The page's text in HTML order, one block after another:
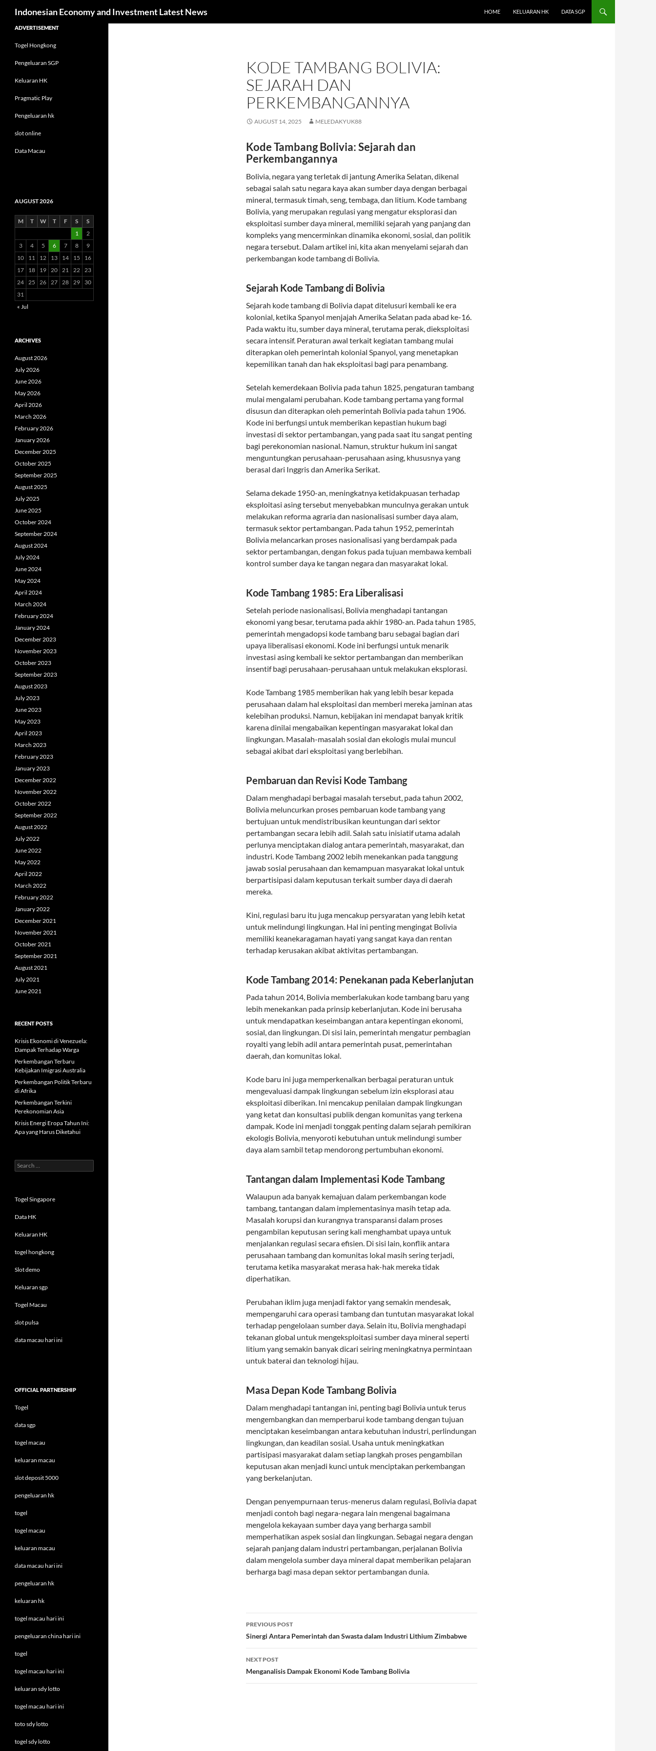
Indonesian Economy and Investment Latest News HOME KELUARAN HK DATA SGP
KODE TAMBANG BOLIVIA:
SEJARAH DAN
PERKEMBANGANNYA
AUGUST 14, 2025 MELEDAKYUK88
Kode Tambang Bolivia: Sejarah dan
Perkembangannya
Bolivia, negara yang terletak di jantung Amerika Selatan, dikenal
sebagai salah satu negara kaya akan sumber daya dengan berbagai
mineral, termasuk timah, seng, tembaga, dan litium. Kode tambang
Bolivia, yang merupakan regulasi yang mengatur eksplorasi dan
eksploitasi sumber daya mineral, memiliki sejarah yang panjang dan
kompleks yang mencerminkan dinamika ekonomi, sosial, dan politik
negara tersebut. Dalam artikel ini, kita akan menyelami sejarah dan
perkembangan kode tambang di Bolivia.
Sejarah Kode Tambang di Bolivia
Sejarah kode tambang di Bolivia dapat ditelusuri kembali ke era
kolonial, ketika Spanyol menjajah Amerika Selatan pada abad ke-16.
Pada waktu itu, sumber daya mineral, terutama perak, dieksploitasi
secara intensif. Peraturan awal terkait kegiatan tambang mulai
diterapkan oleh pemerintah kolonial Spanyol, yang menetapkan
kepemilikan tanah dan hak eksploitasi bagi para penambang.
Setelah kemerdekaan Bolivia pada tahun 1825, pengaturan tambang
mulai mengalami perubahan. Kode tambang pertama yang formal
disusun dan diterapkan oleh pemerintah Bolivia pada tahun 1906.
Kode ini berfungsi untuk memberikan kepastian hukum bagi
investasi di sektor pertambangan, yang pada saat itu sangat penting
bagi perekonomian nasional. Namun, struktur hukum ini sangat
menguntungkan perusahaan-perusahaan asing, khususnya yang
berasal dari Inggris dan Amerika Serikat.
Selama dekade 1950-an, meningkatnya ketidakpuasan terhadap
eksploitasi asing tersebut menyebabkan munculnya gerakan untuk
melakukan reforma agraria dan nasionalisasi sumber daya alam,
termasuk sektor pertambangan. Pada tahun 1952, pemerintah
Bolivia melancarkan proses nasionalisasi yang berdampak pada
sektor pertambangan, dengan fokus pada tujuan membawa kembali
kontrol sumber daya ke tangan negara dan masyarakat lokal.
Kode Tambang 1985: Era Liberalisasi
Setelah periode nasionalisasi, Bolivia menghadapi tantangan
ekonomi yang besar, terutama pada akhir 1980-an. Pada tahun 1985,
pemerintah mengadopsi kode tambang baru sebagai bagian dari
upaya liberalisasi ekonomi. Kode ini berfungsi untuk menarik
investasi asing kembali ke sektor pertambangan dan memberikan
insentif bagi perusahaan-perusahaan untuk melakukan eksplorasi.
Kode Tambang 1985 memberikan hak yang lebih besar kepada
perusahaan dalam hal eksploitasi dan memberi mereka jaminan atas
kelebihan produksi. Namun, kebijakan ini mendapat banyak kritik
karena dinilai mengabaikan kepentingan masyarakat lokal dan
lingkungan. Masalah-masalah sosial dan ekologis mulai muncul
sebagai akibat dari eksploitasi yang berlebihan.
Pembaruan dan Revisi Kode Tambang
Dalam menghadapi berbagai masalah tersebut, pada tahun 2002,
Bolivia meluncurkan proses pembaruan kode tambang yang
bertujuan untuk mendistribusikan keuntungan dari sektor
pertambangan secara lebih adil. Salah satu inisiatif utama adalah
perlunya menciptakan dialog antara pemerintah, masyarakat, dan
industri. Kode Tambang 2002 lebih menekankan pada tanggung
jawab sosial perusahaan dan kemampuan masyarakat lokal untuk
berpartisipasi dalam keputusan terkait sumber daya di daerah
mereka.
Kini, regulasi baru itu juga mencakup persyaratan yang lebih ketat
untuk melindungi lingkungan. Hal ini penting mengingat Bolivia
memiliki keanekaragaman hayati yang sangat kaya dan rentan
terhadap kerusakan akibat aktivitas pertambangan.
Kode Tambang 2014: Penekanan pada Keberlanjutan
Pada tahun 2014, Bolivia memberlakukan kode tambang baru yang
lebih menekankan pada prinsip keberlanjutan. Kode ini berusaha
untuk mendapatkan keseimbangan antara kepentingan ekonomi,
sosial, dan lingkungan. Di sisi lain, pemerintah mengatur pembagian
royalti yang lebih adil antara pemerintah pusat, pemerintahan
daerah, dan komunitas lokal.
Kode baru ini juga memperkenalkan berbagai peraturan untuk
mengevaluasi dampak lingkungan sebelum izin eksplorasi atau
eksploitasi diberikan. Ini mencakup penilaian dampak lingkungan
yang ketat dan konsultasi publik dengan komunitas yang terkena
dampak. Kode ini menjadi tonggak penting dalam sejarah pemikiran
ekologis Bolivia, menyoroti kebutuhan untuk melindungi sumber
daya alam sambil tetap mendorong pertumbuhan ekonomi.
Tantangan dalam Implementasi Kode Tambang
Walaupun ada banyak kemajuan dalam perkembangan kode
tambang, tantangan dalam implementasinya masih tetap ada.
Masalah korupsi dan kurangnya transparansi dalam proses
pengambilan keputusan sering kali menghambat upaya untuk
menjalankan regulasi secara efisien. Di sisi lain, konflik antara
perusahaan tambang dan komunitas lokal masih sering terjadi,
terutama ketika masyarakat merasa hak-hak mereka tidak
diperhatikan.
Perubahan iklim juga menjadi faktor yang semakin mendesak,
mempengaruhi cara operasi tambang dan tuntutan masyarakat lokal
terhadap pengelolaan sumber daya. Selain itu, Bolivia menghadapi
tekanan global untuk mengeksploitasi sumber daya mineral seperti
litium yang semakin banyak dicari seiring meningkatnya permintaan
untuk baterai dan teknologi hijau.
Masa Depan Kode Tambang Bolivia
Dalam menghadapi tantangan ini, penting bagi Bolivia untuk terus
mengembangkan dan memperbarui kode tambang dengan tujuan
menciptakan keseimbangan antara kebutuhan industri, perlindungan
lingkungan, dan keadilan sosial. Usaha untuk meningkatkan
partisipasi masyarakat dalam setiap langkah proses pengambilan
keputusan akan menjadi kunci untuk menciptakan perkembangan
yang berkelanjutan.
Dengan penyempurnaan terus-menerus dalam regulasi, Bolivia dapat
menjadi contoh bagi negara-negara lain mengenai bagaimana
mengelola kekayaan sumber daya yang berharga sambil
memperhatikan aspek sosial dan lingkungan. Sebagai negara dengan
sejarah panjang dalam industri pertambangan, perjalanan Bolivia
dalam mengelola sumber daya mineral dapat memberikan pelajaran
berharga bagi masa depan sektor pertambangan dunia.
Post
navigation
PREVIOUS POST
Sinergi Antara Pemerintah dan Swasta dalam Industri Lithium Zimbabwe
NEXT POST
Menganalisis Dampak Ekonomi Kode Tambang Bolivia
ADVERTISEMENT
Togel Hongkong
Pengeluaran SGP
Keluaran HK
Pragmatic Play
Pengeluaran hk
slot online
Data Macau
AUGUST 2026
M T W T F S
S
1
2
3
4 5 6 7 8
9
10
11 12 13 14 15
16
17
18 19 20 21 22 23
24 25 26 27 28 29
30
31
« Jul
ARCHIVES
August 2026
July 2026
June 2026
May 2026
April 2026
March 2026
February 2026
January 2026
December 2025
October 2025
September 2025
August 2025
July 2025
June 2025
October 2024
September 2024
August 2024
July 2024
June 2024
May 2024
April 2024
March 2024
February 2024
January 2024
December 2023
November 2023
October 2023
September 2023
August 2023
July 2023
June 2023
May 2023
April 2023
March 2023
February 2023
January 2023
December 2022
November 2022
October 2022
September 2022
August 2022
July 2022
June 2022
May 2022
April 2022
March 2022
February 2022
January 2022
December 2021
November 2021
October 2021
September 2021
August 2021
July 2021
June 2021
RECENT POSTS
Krisis Ekonomi di Venezuela:
Dampak Terhadap Warga
Perkembangan Terbaru
Kebijakan Imigrasi Australia
Perkembangan Politik Terbaru
di Afrika
Perkembangan Terkini
Perekonomian Asia
Krisis Energi Eropa Tahun Ini:
Apa yang Harus Diketahui
Search
for:
Togel Singapore
Data HK
Keluaran HK
togel hongkong
Slot demo
Keluaran sgp
Togel Macau
slot pulsa
data macau hari ini
OFFICIAL PARTNERSHIP
Togel
data sgp
togel macau
keluaran macau
slot deposit 5000
pengeluaran hk
togel
togel macau
keluaran macau
data macau hari ini
pengeluaran hk
keluaran hk
togel macau hari ini
pengeluaran china hari ini
togel
togel macau hari ini
keluaran sdy lotto
togel macau hari ini
toto sdy lotto
togel sdy lotto